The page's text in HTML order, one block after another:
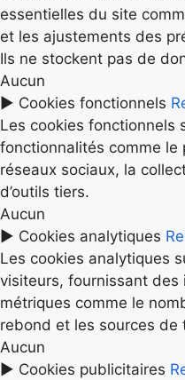
essentielles du site
et les ajustements des
Ils ne stockent pas de
Aucun
► Cookies fonctionnels
Les cookies fonctionnels
fonctionnalités comme le
réseaux sociaux, la
d’outils tiers.
Aucun
► Cookies analytiques
Les cookies analytiques
visiteurs, fournissant des
métriques comme le
rebond et les sources de
Aucun
► Cookies publicitaires